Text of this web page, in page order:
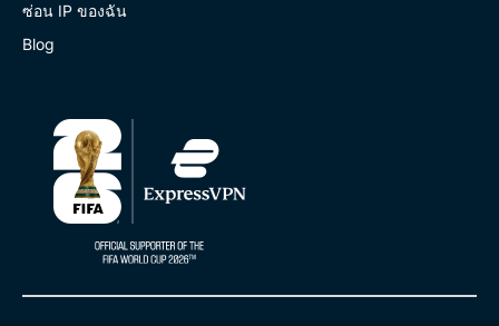
ซ่อน IP ของฉัน
Blog